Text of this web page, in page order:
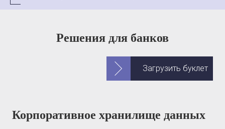
Решения для банков
Загрузить буклет
Корпоративное хранилище данных